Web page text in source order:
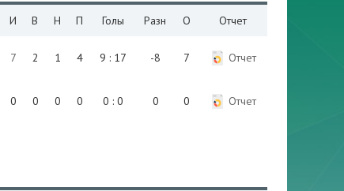
И В Н П Голы Разн О Отчет
7 2 1 4 9 : 17 -8 7 Отчет
0 0 0 0 0 : 0 0 0 Отчет